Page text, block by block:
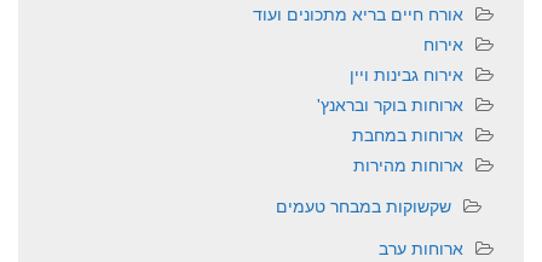
אורח חיים בריא מתכונים ועוד
אירוח
אירוח גבינות ויין
ארוחות בוקר ובראנץ'
ארוחות במחבת
ארוחות מהירות
שקשוקות במבחר טעמים
ארוחות ערב